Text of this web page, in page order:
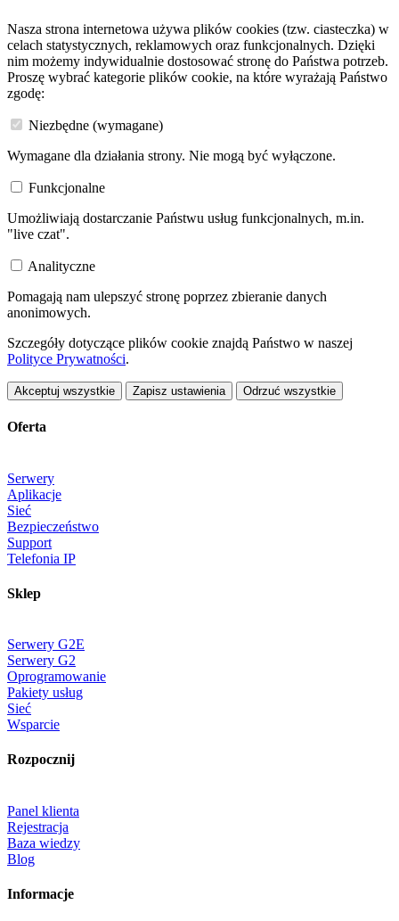
Nasza strona internetowa używa plików cookies (tzw. ciasteczka) w
celach statystycznych, reklamowych oraz funkcjonalnych. Dzięki
nim możemy indywidualnie dostosować stronę do Państwa potrzeb.
Proszę wybrać kategorie plików cookie, na które wyrażają Państwo
zgodę:
Niezbędne (wymagane)
Wymagane dla działania strony. Nie mogą być wyłączone.
Funkcjonalne
Umożliwiają dostarczanie Państwu usług funkcjonalnych, m.in.
"live czat".
Analityczne
Pomagają nam ulepszyć stronę poprzez zbieranie danych
anonimowych.
Szczegóły dotyczące plików cookie znajdą Państwo w naszej
Polityce Prywatności.
Akceptuj wszystkie Zapisz ustawienia Odrzuć wszystkie
Oferta
Serwery
Aplikacje
Sieć
Bezpieczeństwo
Support
Telefonia IP
Sklep
Serwery G2E
Serwery G2
Oprogramowanie
Pakiety usług
Sieć
Wsparcie
Rozpocznij
Panel klienta
Rejestracja
Baza wiedzy
Blog
Informacje